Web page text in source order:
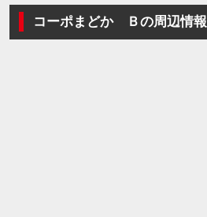
コーポまどか Ｂの周辺情報